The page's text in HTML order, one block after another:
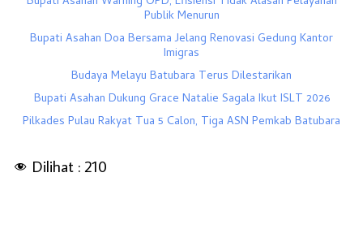
Publik Menurun
Bupati Asahan Doa Bersama Jelang Renovasi Gedung Kantor
Imigras
Budaya Melayu Batubara Terus Dilestarikan
Bupati Asahan Dukung Grace Natalie Sagala Ikut ISLT 2026
Pilkades Pulau Rakyat Tua 5 Calon, Tiga ASN Pemkab Batubara
Dilihat : 210